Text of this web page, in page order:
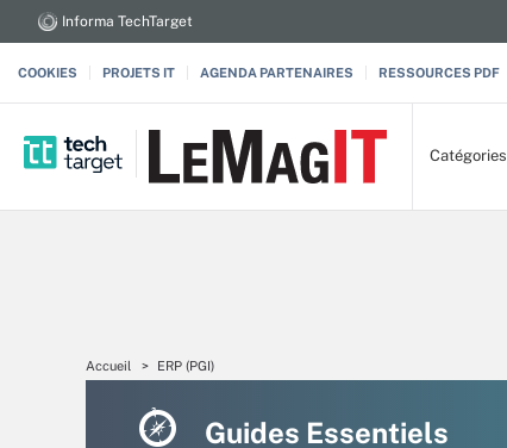
Informa TechTarget
COOKIES PROJETS IT AGENDA PARTENAIRES RESSOURCES PDF
Catégories
Accueil ERP (PGI)
Guides Essentiels